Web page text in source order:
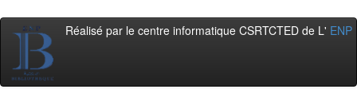
Réalisé par le centre informatique CSRTCTED de L' ENP